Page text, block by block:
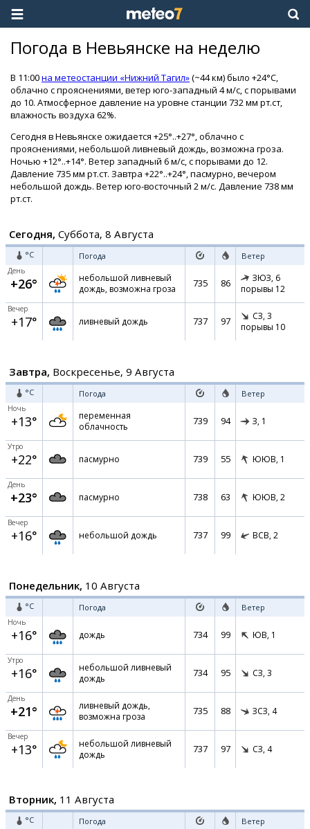
Погода в Невьянске на неделю
В 11:00на метеостанции «Нижний Тагил»(~44 км) было +24°C,
облачно с прояснениями, ветер юго-западный 4 м/с, с порывами
до 10. Атмосферное давление на уровне станции 732 мм рт.ст,
влажность воздуха 62%.
Сегодня в Невьянске ожидается +25°..+27°, облачно с
прояснениями, небольшой ливневый дождь, возможна гроза.
Ночью +12°..+14°. Ветер западный 6 м/с, с порывами до 12.
Давление 735 мм рт.ст. Завтра +22°..+24°, пасмурно, вечером
небольшой дождь. Ветер юго-восточный 2 м/с. Давление 738 мм
рт.ст.
Сегодня, Суббота, 8 Августа
°C Погода Ветер
День
+26°
небольшой ливневый
дождь, возможна гроза
735 86 ЗЮЗ, 6
порывы 12
Вечер
+17° ливневый дождь 737 97 СЗ, 3
порывы 10
Завтра, Воскресенье, 9 Августа
°C Погода Ветер
Ночь
+13°
переменная
облачность
739 94 З, 1
Утро
+22° пасмурно 739 55 ЮЮВ, 1
День
+23° пасмурно 738 63 ЮЮВ, 2
Вечер
+16° небольшой дождь 737 99 ВСВ, 2
Понедельник, 10 Августа
°C Погода Ветер
Ночь
+16° дождь 734 99 ЮВ, 1
Утро
+16°
небольшой ливневый
дождь
734 95 СЗ, 3
День
+21°
ливневый дождь,
возможна гроза
735 88 ЗСЗ, 4
Вечер
+13°
небольшой ливневый
дождь
737 97 СЗ, 4
Вторник, 11 Августа
°C Погода Ветер